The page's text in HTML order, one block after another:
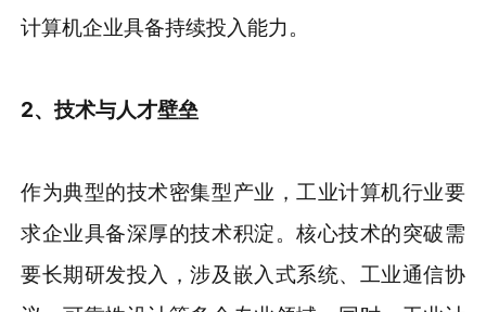
计算机企业具备持续投入能力。
2、技术与人才壁垒
作为典型的技术密集型产业，工业计算机行业要
求企业具备深厚的技术积淀。核心技术的突破需
要长期研发投入，涉及嵌入式系统、工业通信协